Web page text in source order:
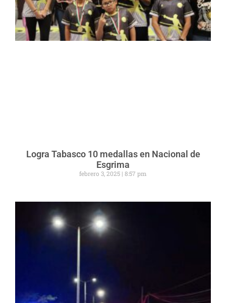
Logra Tabasco 10 medallas en Nacional de
Esgrima
febrero 3, 2025 8:57 pm